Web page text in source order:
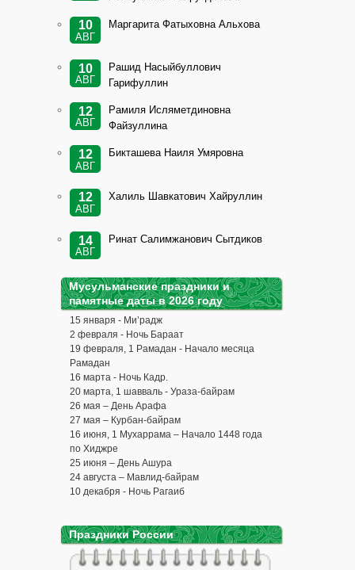
10
АВГ
Маргарита Фатыховна Альхова
10
АВГ
Рашид Насыйбуллович
Гарифуллин
12
АВГ
Рамиля Исляметдиновна
Файзуллина
12
АВГ
Бикташева Наиля Умяровна
12
АВГ
Халиль Шавкатович Хайруллин
14
АВГ
Ринат Салимжанович Сытдиков
Мусульманские праздники и
памятные даты в 2026 году
15 января - Ми’радж
2 февраля - Ночь Бараат
19 февраля, 1 Рамадан - Начало месяца
Рамадан
16 марта - Ночь Кадр.
20 марта, 1 шавваль - Ураза-байрам
26 мая – День Арафа
27 мая – Курбан-байрам
16 июня, 1 Мухаррама – Начало 1448 года
по Хиджре
25 июня – День Ашура
24 августа – Мавлид-байрам
10 декабря - Ночь Рагаиб
Праздники России